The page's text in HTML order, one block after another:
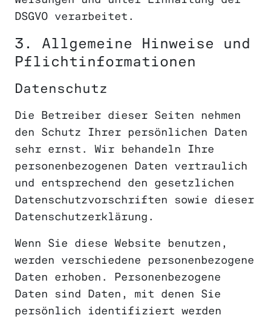
DSGVO verarbeitet.
3. Allgemeine Hinweise und
Pflicht­informationen
Datenschutz
Die Betreiber dieser Seiten nehmen
den Schutz Ihrer persönlichen Daten
sehr ernst. Wir behandeln Ihre
personenbezogenen Daten vertraulich
und entsprechend den gesetzlichen
Datenschutzvorschriften sowie dieser
Datenschutzerklärung.
Wenn Sie diese Website benutzen,
werden verschiedene personenbezogene
Daten erhoben. Personenbezogene
Daten sind Daten, mit denen Sie
persönlich identifiziert werden